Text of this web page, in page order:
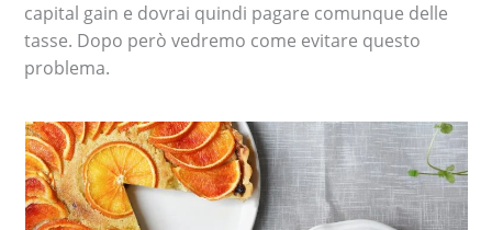
capital gain e dovrai quindi pagare comunque delle
tasse. Dopo però vedremo come evitare questo
problema.